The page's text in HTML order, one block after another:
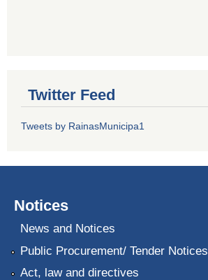
Twitter Feed
Tweets by RainasMunicipa1
Notices
News and Notices
Public Procurement/ Tender Notices
Act, law and directives